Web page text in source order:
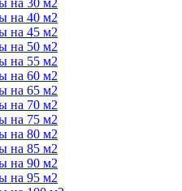
на 30 м2
на 40 м2
на 45 м2
на 50 м2
на 55 м2
на 60 м2
на 65 м2
на 70 м2
на 75 м2
на 80 м2
на 85 м2
на 90 м2
на 95 м2